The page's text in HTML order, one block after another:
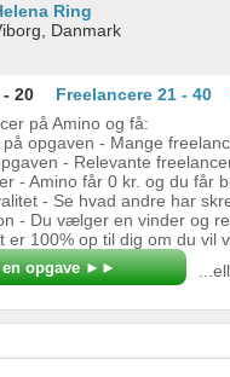
Ring
Danmark
20 Freelancere 21 - 40
på Amino og få:
opgaven - Mange
- Relevante
- Amino får 0 kr. og du får
- Se hvad andre har
- Du vælger en vinder og
er 100% op til dig om du vil